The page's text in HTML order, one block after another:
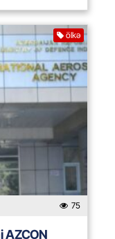
ölkə
75
AZCON